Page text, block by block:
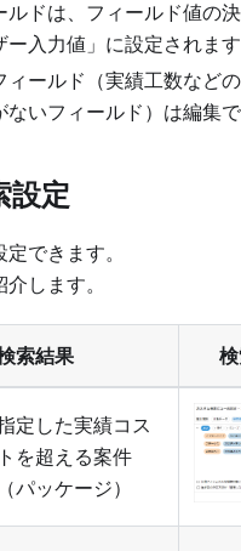
ルドは、フィールド値の
入力値」に設定されます
ィールド（実績工数など
いフィールド）は編集で
設定
できます。
します。
索結果
定した実績コス
トを超える案件
（パッケージ）